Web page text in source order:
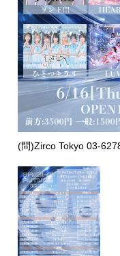
(問)Zirco Tokyo 03-